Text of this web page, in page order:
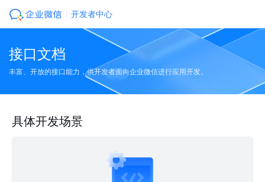
开发者中心
接口文档
丰富、开放的接口能力，供开发者面向企业微信进行应用开发。
具体开发场景